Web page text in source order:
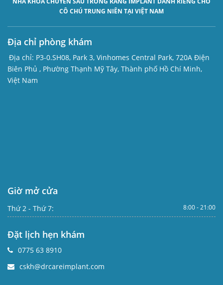
CÔ CHÚ TRUNG NIÊN TẠI VIỆT NAM
Địa chỉ phòng khám
Địa chỉ: P3-0.SH08, Park 3, Vinhomes Central Park, 720A Điện
Biên Phủ , Phường Thạnh Mỹ Tây, Thành phố Hồ Chí Minh,
Việt Nam
Giờ mở cửa
Thứ 2 - Thứ 7: 8:00 - 21:00
Đặt lịch hẹn khám
0775 63 8910
cskh@drcareimplant.com